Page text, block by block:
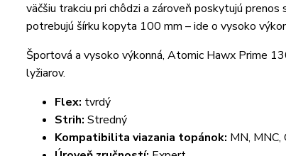
väčšiu trakciu pri chôdzi a zároveň poskytujú
potrebujú šírku kopyta 100 mm – ide o vysoko
Športová a vysoko výkonná, Atomic Hawx Prime
lyžiarov.
Flex: tvrdý
Strih: Stredný
Kompatibilita viazania topánok: MN, MNC,